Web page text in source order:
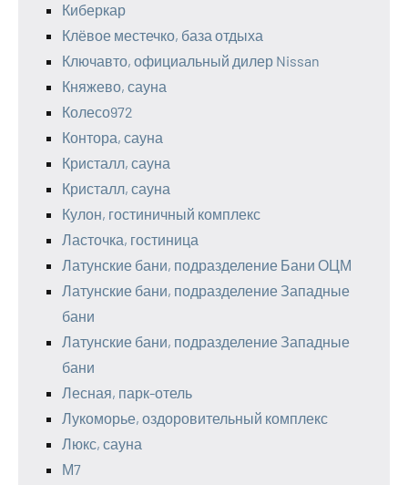
Киберкар
Клёвое местечко, база отдыха
Ключавто, официальный дилер Nissan
Княжево, сауна
Колесо972
Контора, сауна
Кристалл, сауна
Кристалл, сауна
Кулон, гостиничный комплекс
Ласточка, гостиница
Латунские бани, подразделение Бани ОЦМ
Латунские бани, подразделение Западные
бани
Латунские бани, подразделение Западные
бани
Лесная, парк-отель
Лукоморье, оздоровительный комплекс
Люкс, сауна
М7